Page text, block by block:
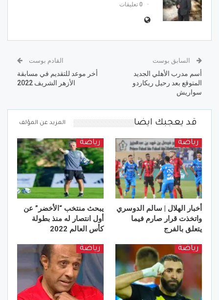
0 تعليقات
السابق بوست
أسم مدرب الأهلي الجديد
المتوقع بعد رحيل ريكاردو
سواريش
القادم بوست
أخر موعد للتقديم في مسابقة
الأزهر الشريف 2022
قد يعجبك ايضا المزيد عن المؤلف
رياضة
أخبار الهلال | سالم الدوسري
واتخذت قرار صارم فيما
يتعلق بالفرج
رياضة
يبحث منتخب “الأخضر” عن
أول انتصار له منذ بطولة
كأس العالم 2022
رياضة رياضة